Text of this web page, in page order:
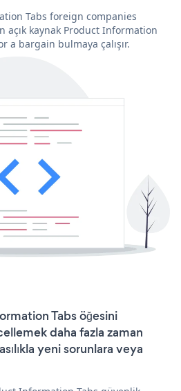
Tabs foreign companies
açık kaynak Product Information
a bargain bulmaya çalışır.
Tabs öğesini
daha fazla zaman
yeni sorunlara veya